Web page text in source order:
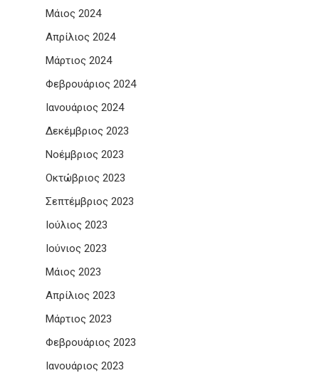
Μάιος 2024
Απρίλιος 2024
Μάρτιος 2024
Φεβρουάριος 2024
Ιανουάριος 2024
Δεκέμβριος 2023
Νοέμβριος 2023
Οκτώβριος 2023
Σεπτέμβριος 2023
Ιούλιος 2023
Ιούνιος 2023
Μάιος 2023
Απρίλιος 2023
Μάρτιος 2023
Φεβρουάριος 2023
Ιανουάριος 2023